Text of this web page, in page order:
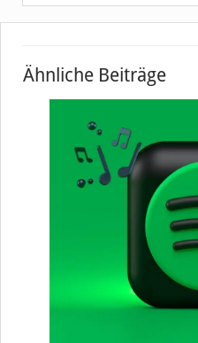
Ähnliche Beiträge